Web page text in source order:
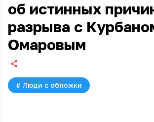
об истинных
разрыва с
Омаровым
# Люди с обложки